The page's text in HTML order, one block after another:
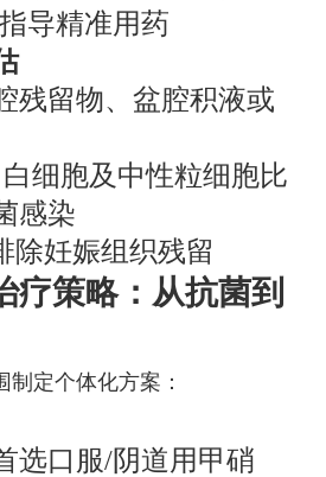
导精准用药
残留物、盆腔积液或
细胞及中性粒细胞比
感染
除妊娠组织残留
疗策略：从抗菌到
定个体化方案：
选口服/阴道用甲硝